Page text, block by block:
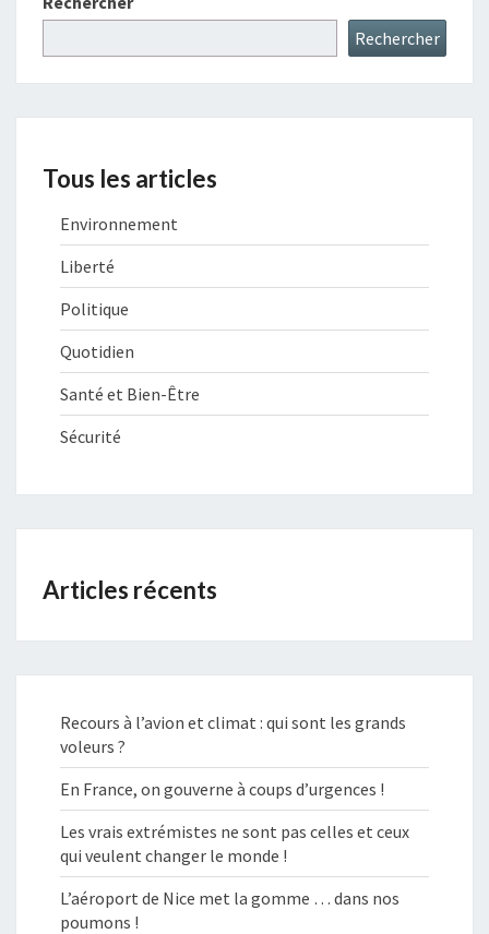
Rechercher
Tous les articles
Environnement
Liberté
Politique
Quotidien
Santé et Bien-Être
Sécurité
Articles récents
Recours à l’avion et climat : qui sont les grands
voleurs ?
En France, on gouverne à coups d’urgences !
Les vrais extrémistes ne sont pas celles et ceux
qui veulent changer le monde !
L’aéroport de Nice met la gomme … dans nos
poumons !